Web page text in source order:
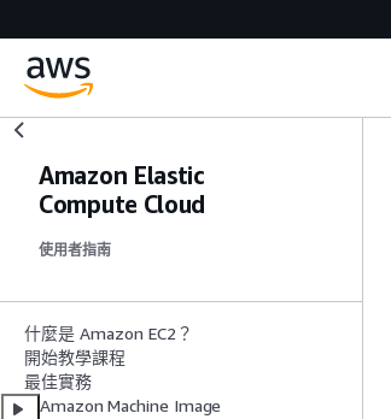
Amazon Elastic
Compute Cloud
使用者指南
什麼是 Amazon EC2？
開始教學課程
最佳實務
Amazon Machine Image